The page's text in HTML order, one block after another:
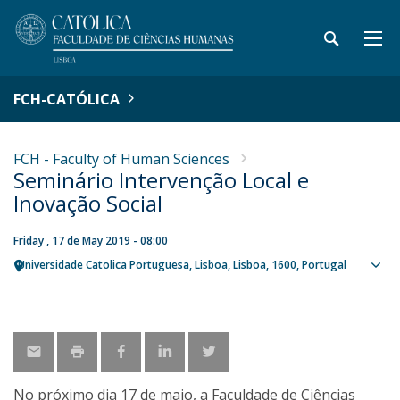
FCH-CATÓLICA
FCH - Faculty of Human Sciences
Seminário Intervenção Local e
Inovação Social
Friday , 17 de May 2019 - 08:00
Universidade Catolica Portuguesa Lisboa Lisboa 1600 Portugal
No próximo dia 17 de maio, a Faculdade de Ciências